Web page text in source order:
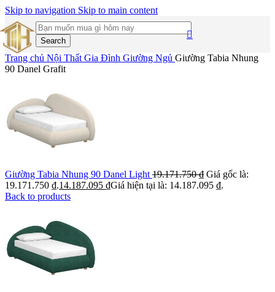
Skip to navigation Skip to main content
Search
Trang chủ Nội Thất Gia Đình Giường Ngủ Giường Tabia Nhung
90 Danel Grafit
Giường Tabia Nhung 90 Danel Light 19.171.750₫ Giá gốc là:
19.171.750 ₫.14.187.095 ₫Giá hiện tại là: 14.187.095 ₫.
Back to products